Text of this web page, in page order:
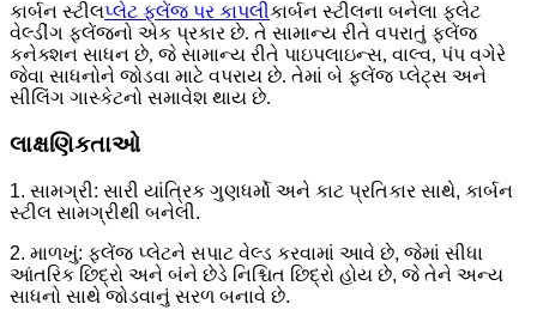
કાર્બન સ્ટીલપ્લેટ ફ્લેંજ પર કાપલીકાર્બન સ્ટીલના બનેલા ફ્લેટ
વેલ્ડીંગ ફ્લેંજનો એક પ્રકાર છે. તે સામાન્ય રીતે વપરાતું ફ્લેંજ
કનેક્શન સાધન છે, જે સામાન્ય રીતે પાઇપલાઇન્સ, વાલ્વ, પંપ વગેરે
જેવા સાધનોને જોડવા માટે વપરાય છે. તેમાં બે ફ્લેંજ પ્લેટ્સ અને
સીલિંગ ગાસ્કેટનો સમાવેશ થાય છે.
લાક્ષણિકતાઓ
1. સામગ્રી: સારી યાંત્રિક ગુણધર્મો અને કાટ પ્રતિકાર સાથે, કાર્બન
સ્ટીલ સામગ્રીથી બનેલી.
2. માળખું: ફ્લેંજ પ્લેટને સપાટ વેલ્ડ કરવામાં આવે છે, જેમાં સીધા
આંતરિક છિદ્રો અને બંને છેડે નિશ્ચિત છિદ્રો હોય છે, જે તેને અન્ય
સાધનો સાથે જોડવાનું સરળ બનાવે છે.